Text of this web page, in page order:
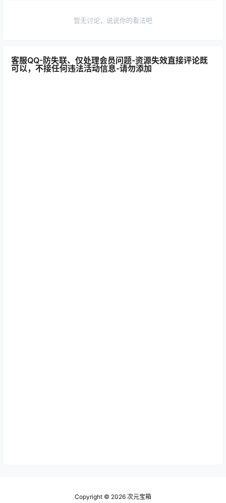
暂无讨论，说说你的看法吧
客服QQ-防失联、仅处理会员问题-资源失效直接评论既
可以，不接任何违法活动信息-请勿添加
Copyright © 2026 次元宝箱